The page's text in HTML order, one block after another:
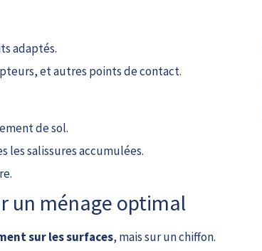
adaptés.
et autres points de contact.
de sol.
salissures accumulées.
un ménage optimal
sur les surfaces, mais sur un chiffon.